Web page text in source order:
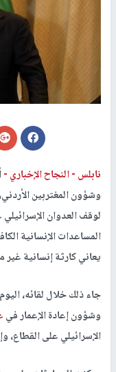
نابلس -النجاح الإخباري -
وشؤون المغتربين
لوقف العدوان
المساعدات الإنسانية
يعاني كارثة إنسانية
جاء ذلك خلال لقائه،
وشؤون إعادة الإعمار في
الإسرائيلي على القطاع،